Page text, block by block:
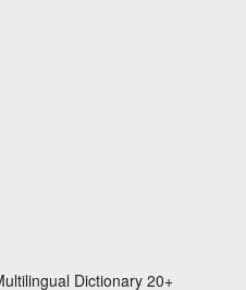
Dictionary 20+